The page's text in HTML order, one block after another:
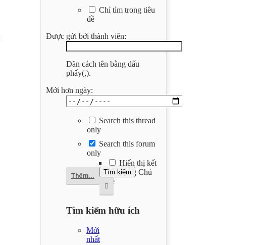
Chỉ tìm trong tiêu
đề
Được gửi bởi thành viên:
Dãn cách tên bằng dấu
phẩy(,).
Mới hơn ngày:
Search this thread
only
Search this forum
only
Hiển thị kết
quả dạng Chủ
đề
Thêm...
Tìm kiếm hữu ích
Mới
nhất